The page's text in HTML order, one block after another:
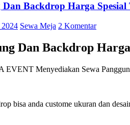
Dan Backdrop Harga
2024 Sewa Meja 2 Komentar
Dan Backdrop
Menyediakan Sewa
bisa anda custome ukuran dan